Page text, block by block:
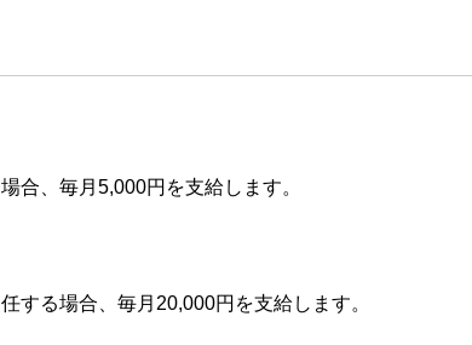
合、毎月5,000円を支給します。
する場合、毎月20,000円を支給します。